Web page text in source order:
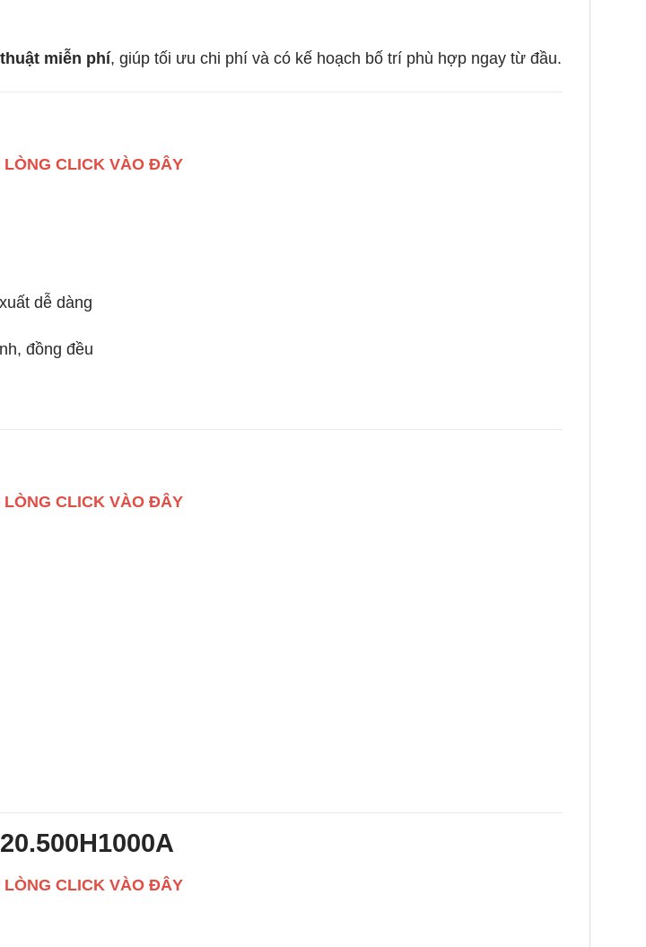
miễn phí, giúp tối ưu chi phí và có kế hoạch bố trí phù hợp ngay từ đầu.
LÒNG CLICK VÀO ĐÂY
dễ dàng
đồng đều
LÒNG CLICK VÀO ĐÂY
LÒNG CLICK VÀO ĐÂY